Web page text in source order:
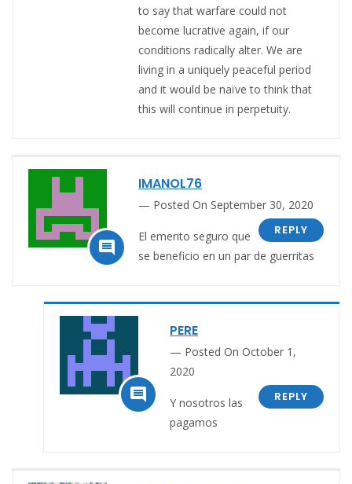
to say that warfare could not
become lucrative again, if our
conditions radically alter. We are
living in a uniquely peaceful period
and it would be naïve to think that
this will continue in perpetuity.

IMANOL76
Posted On September 30, 2020
REPLY
El emerito seguro que
se beneficio en un par de guerritas

PERE
Posted On October 1,
2020
REPLY
Y nosotros las
pagamos